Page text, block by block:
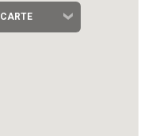
CARTE